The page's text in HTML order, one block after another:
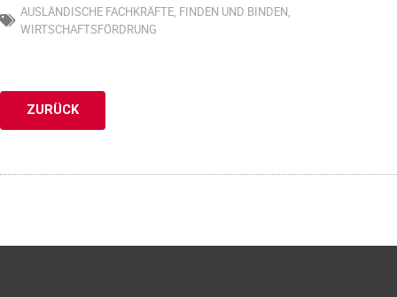
AUSLÄNDISCHE FACHKRÄFTE, FINDEN UND BINDEN,
WIRTSCHAFTSFÖRDRUNG
ZURÜCK